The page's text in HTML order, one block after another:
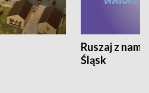
Ruszaj z
Śląsk